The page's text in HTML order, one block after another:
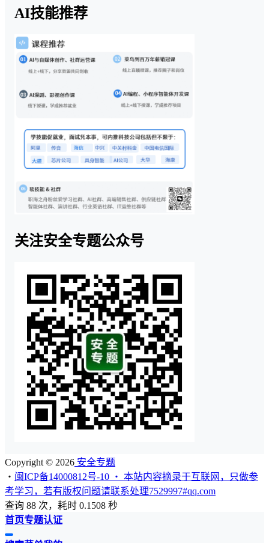
AI技能推荐
关注安全专题公众号
Copyright © 2026 安全专题
・ 闽ICP备14000812号-10 ・ 本站内容摘录于互联网，只做参
考学习，若有版权问题请联系处理7529997#qq.com
查询 88 次，耗时 0.1508 秒
首页专题认证